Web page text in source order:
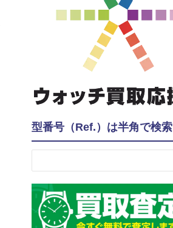
型番号（Ref.）は半角で検索